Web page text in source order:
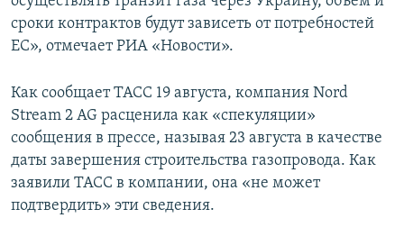
сроки контрактов будут зависеть от потребностей
ЕС», отмечает РИА «Новости».
Как сообщает ТАСС 19 августа, компания Nord
Stream 2 AG расценила как «спекуляции»
сообщения в прессе, называя 23 августа в качестве
даты завершения строительства газопровода. Как
заявили ТАСС в компании, она «не может
подтвердить» эти сведения.